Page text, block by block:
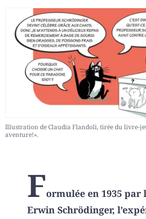
Illustration de Claudia Flandoli, tirée du livre-
aventure!».
Formulée en 1935 par
Erwin Schrödinger,